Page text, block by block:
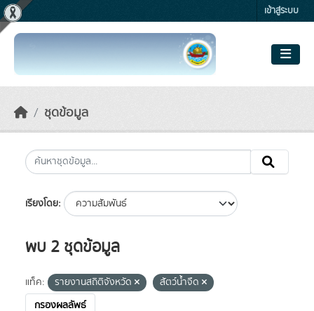
Skip to main content เข้าสู่ระบบ
ชุดข้อมูล
เรียงโดย
พบ 2 ชุดข้อมูล
แท็ค: รายงานสถิติจังหวัด
สัตว์น้ำจืด
กรองผลลัพธ์